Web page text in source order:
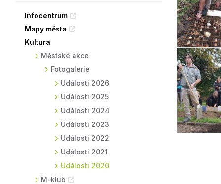
Sodomkovo Vysoké Mýto
Festival Hudba pomáhá
Komise
Termíny
Symboly města
Infocentrum
Mapy města
Kultura
Městské akce
Fotogalerie
Události 2026
Události 2025
Události 2024
Události 2023
Události 2022
Události 2021
Události 2020
M-klub